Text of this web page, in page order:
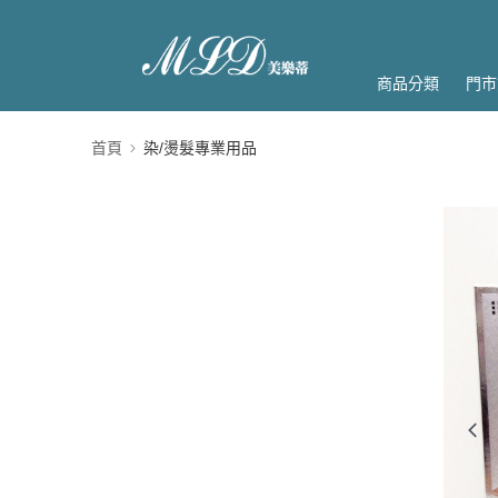
商品分類 門
首頁 染/燙髮專業用品